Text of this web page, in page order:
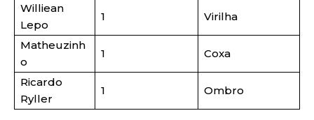
Williean
Lepo
1 Virilha
Matheuzinh
o
1 Coxa
Ricardo
Ryller
1 Ombro